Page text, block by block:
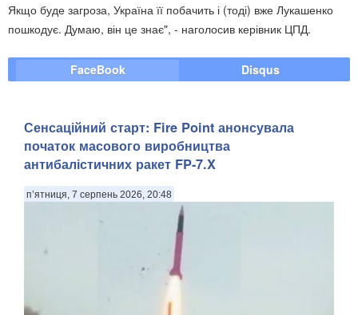
Якщо буде загроза, Україна її побачить і (тоді) вже Лукашенко
пошкодує. Думаю, він це знає", - наголосив керівник ЦПД.
FaceBook Disqus
Сенсаційний старт: Fire Point анонсувала
початок масового виробництва
антибалістичних ракет FP-7.X
п’ятниця, 7 серпень 2026, 20:48